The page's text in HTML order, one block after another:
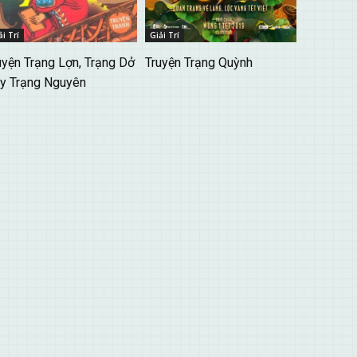
Trí
Trạng Lợn, Trạng Dở
Trạng Nguyên
Giải Trí
Truyện Trạng Quỳnh